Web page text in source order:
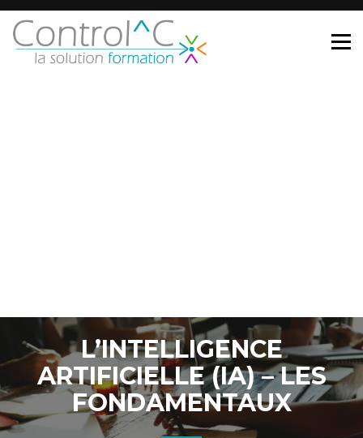
L’INTELLIGENCE
ARTIFICIELLE (IA) – LES
FONDAMENTAUX